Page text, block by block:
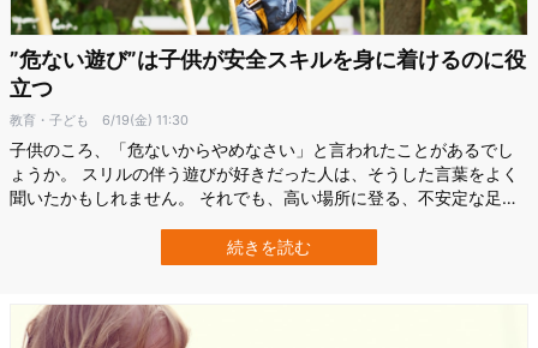
”危ない遊び”は子供が安全スキルを身に着けるのに役
立つ
教育・子ども 6/19(金) 11:30
子供のころ、「危ないからやめなさい」と言われたことがあるでし
ょうか。 スリルの伴う遊びが好きだった人は、そうした言葉をよく
聞いたかもしれません。 それでも、高い場所に登る、不安定な足場
にとって危険を学ぶ大切な練習になっている可能性があります。 カ
ナダ・ブリティッシュコロンビア大学（UBC）などの国際研究チー
続きを読む